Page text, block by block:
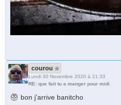
courou
Lundi 30 Novembre 2020 à 21:33
RE: que fait tu a manger pour midi
bon j'arrive banitcho